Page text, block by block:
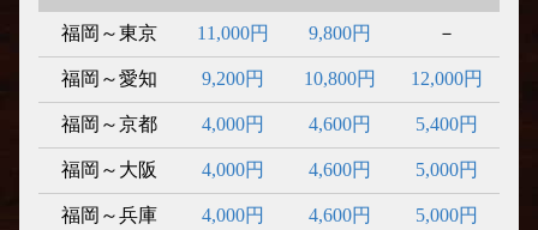
福岡～東京 11,000円 9,800円 －
福岡～愛知 9,200円 10,800円 12,000円
福岡～京都 4,000円 4,600円 5,400円
福岡～大阪 4,000円 4,600円 5,000円
福岡～兵庫 4,000円 4,600円 5,000円